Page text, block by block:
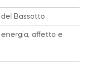
Bassotto
energia, affetto e